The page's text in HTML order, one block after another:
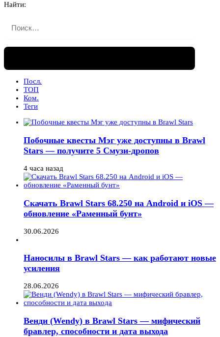
Найти:
Посл.
ТОП
Ком.
Теги
Побочные квесты Мэг уже доступны в Brawl
Stars — получите 5 Смузи-дропов
4 часа назад
Скачать Brawl Stars 68.250 на Android и iOS —
обновление «Раменный бунт»
30.06.2026
Наносилы в Brawl Stars — как работают новые
усиления
28.06.2026
Венди (Wendy) в Brawl Stars — мифический
бравлер, способности и дата выхода